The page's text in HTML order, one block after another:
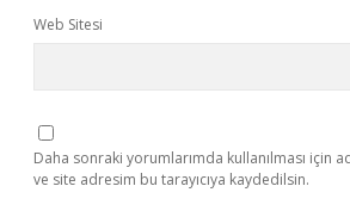
Web Sitesi
Daha sonraki yorumlarımda kullanılması için
ve site adresim bu tarayıcıya kaydedilsin.